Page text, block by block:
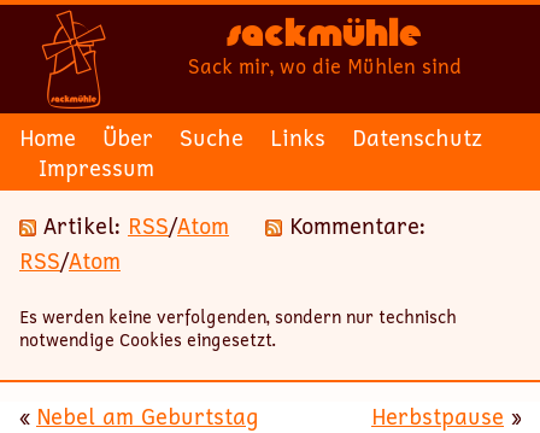
Sackmühle
Sack mir, wo die Mühlen sind
Home Über Suche Links
Datenschutz
Impressum
Artikel: RSS/Atom
Kommentare:
RSS/Atom
Es werden keine verfolgenden, sondern nur technisch
notwendige Cookies eingesetzt.
« Nebel am Geburtstag Herbstpause »